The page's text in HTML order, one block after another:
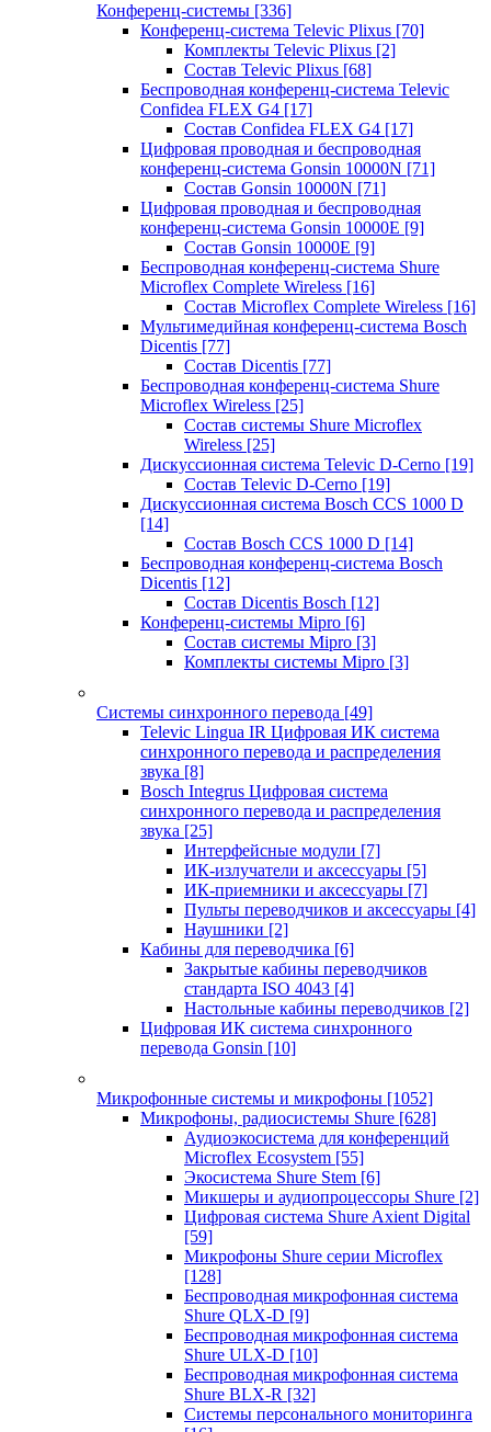
Конференц-системы [336]
Конференц-система Televic Plixus [70]
Комплекты Televic Plixus [2]
Состав Televic Plixus [68]
Беспроводная конференц-система Televic
Confidea FLEX G4 [17]
Состав Confidea FLEX G4 [17]
Цифровая проводная и беспроводная
конференц-система Gonsin 10000N [71]
Состав Gonsin 10000N [71]
Цифровая проводная и беспроводная
конференц-система Gonsin 10000E [9]
Состав Gonsin 10000E [9]
Беспроводная конференц-система Shure
Microflex Complete Wireless [16]
Состав Microflex Complete Wireless [16]
Мультимедийная конференц-система Bosch
Dicentis [77]
Состав Dicentis [77]
Беспроводная конференц-система Shure
Microflex Wireless [25]
Состав системы Shure Microflex
Wireless [25]
Дискуссионная система Televic D-Cerno [19]
Состав Televic D-Cerno [19]
Дискуссионная система Bosch CCS 1000 D
[14]
Состав Bosch CCS 1000 D [14]
Беспроводная конференц-система Bosch
Dicentis [12]
Состав Dicentis Bosch [12]
Конференц-системы Mipro [6]
Состав системы Mipro [3]
Комплекты системы Mipro [3]
Системы синхронного перевода [49]
Televic Lingua IR Цифровая ИК система
синхронного перевода и распределения
звука [8]
Bosch Integrus Цифровая система
синхронного перевода и распределения
звука [25]
Интерфейсные модули [7]
ИК-излучатели и аксессуары [5]
ИК-приемники и аксессуары [7]
Пульты переводчиков и аксессуары [4]
Наушники [2]
Кабины для переводчика [6]
Закрытые кабины переводчиков
стандарта ISO 4043 [4]
Настольные кабины переводчиков [2]
Цифровая ИК система синхронного
перевода Gonsin [10]
Микрофонные системы и микрофоны [1052]
Микрофоны, радиосистемы Shure [628]
Аудиоэкосистема для конференций
Microflex Ecosystem [55]
Экосистема Shure Stem [6]
Микшеры и аудиопроцессоры Shure [2]
Цифровая система Shure Axient Digital
[59]
Микрофоны Shure серии Microflex
[128]
Беспроводная микрофонная система
Shure QLX-D [9]
Беспроводная микрофонная система
Shure ULX-D [10]
Беспроводная микрофонная система
Shure BLX-R [32]
Системы персонального мониторинга